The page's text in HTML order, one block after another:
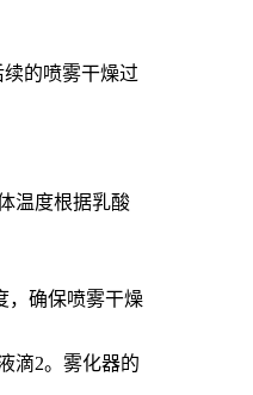
的喷雾干燥过
温度根据乳酸
，确保喷雾干燥
滴2。雾化器的